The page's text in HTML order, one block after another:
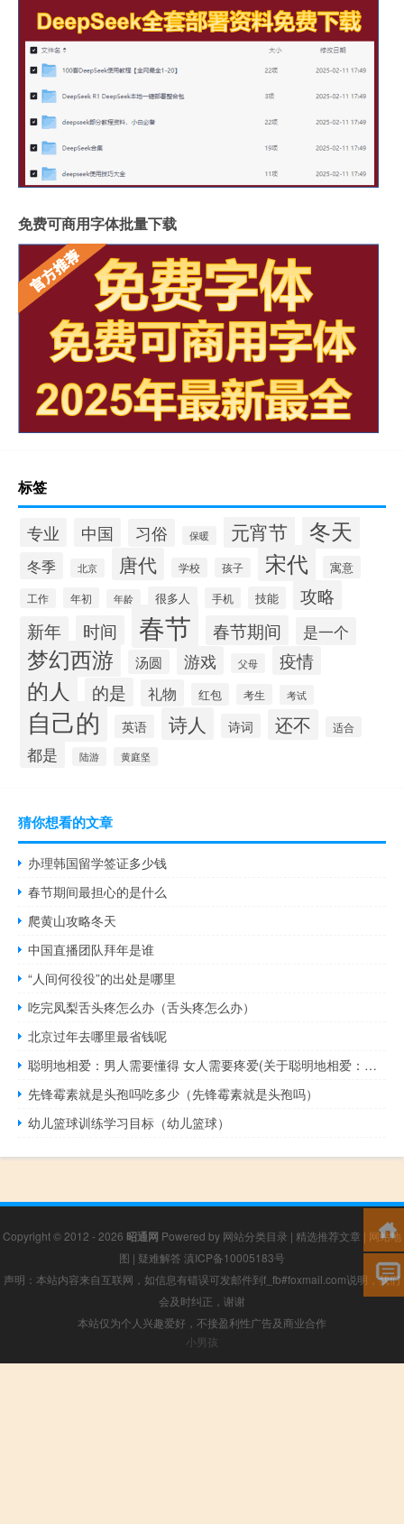
免费可商用字体批量下载
标签
专业 中国 习俗 保暖 元宵节 冬天
冬季 北京 唐代 学校 孩子 宋代 寓意
工作 年初 年龄 很多人 手机 技能 攻略
新年 时间 春节 春节期间 是一个
梦幻西游 汤圆 游戏 父母 疫情
的人 的是 礼物 红包 考生 考试
自己的 英语 诗人 诗词 还不 适合
都是 陆游 黄庭坚
猜你想看的文章
办理韩国留学签证多少钱
春节期间最担心的是什么
爬黄山攻略冬天
中国直播团队拜年是谁
“人间何役役”的出处是哪里
吃完凤梨舌头疼怎么办（舌头疼怎么办）
北京过年去哪里最省钱呢
聪明地相爱：男人需要懂得 女人需要疼爱(关于聪明地相爱：男人需要懂得 女人需要疼爱简述)
先锋霉素就是头孢吗吃多少（先锋霉素就是头孢吗）
幼儿篮球训练学习目标（幼儿篮球）
Copyright © 2012 - 2026 昭通网 Powered by 网站分类目录 | 精选推荐文章 | 网站地
图 | 疑难解答 滇ICP备10005183号
声明：本站内容来自互联网，如信息有错误可发邮件到f_fb#foxmail.com说明，我们
会及时纠正，谢谢
本站仅为个人兴趣爱好，不接盈利性广告及商业合作
小男孩